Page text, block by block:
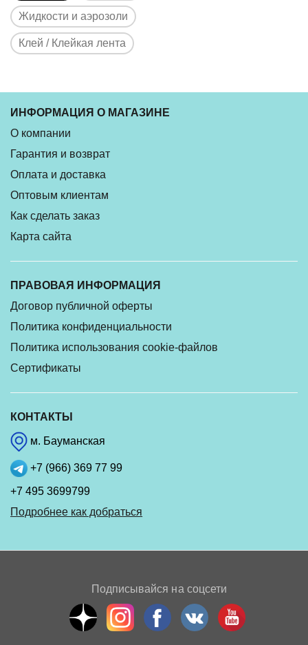
Жидкости и аэрозоли
Клей / Клейкая лента
ИНФОРМАЦИЯ О МАГАЗИНЕ
О компании
Гарантия и возврат
Оплата и доставка
Оптовым клиентам
Как сделать заказ
Карта сайта
ПРАВОВАЯ ИНФОРМАЦИЯ
Договор публичной оферты
Политика конфиденциальности
Политика использования cookie-файлов
Сертификаты
КОНТАКТЫ
м. Бауманская
+7 (966) 369 77 99
+7 495 3699799
Подробнее как добраться
Подписывайся на соцсети